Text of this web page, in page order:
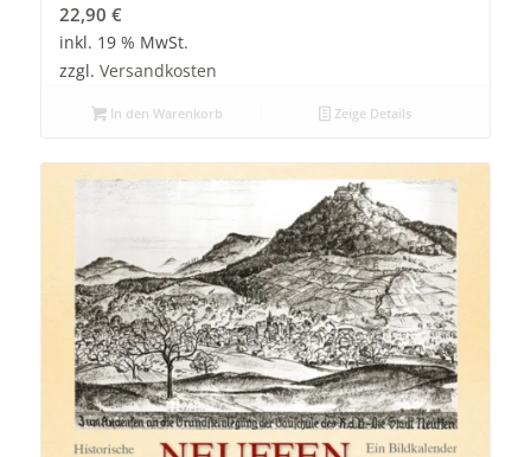
22,90 €
inkl. 19 % MwSt.
zzgl. Versandkosten
In den Warenkorb Zeige Details